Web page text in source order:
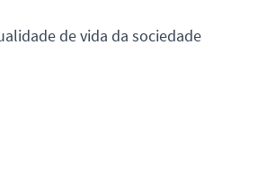
de vida da sociedade